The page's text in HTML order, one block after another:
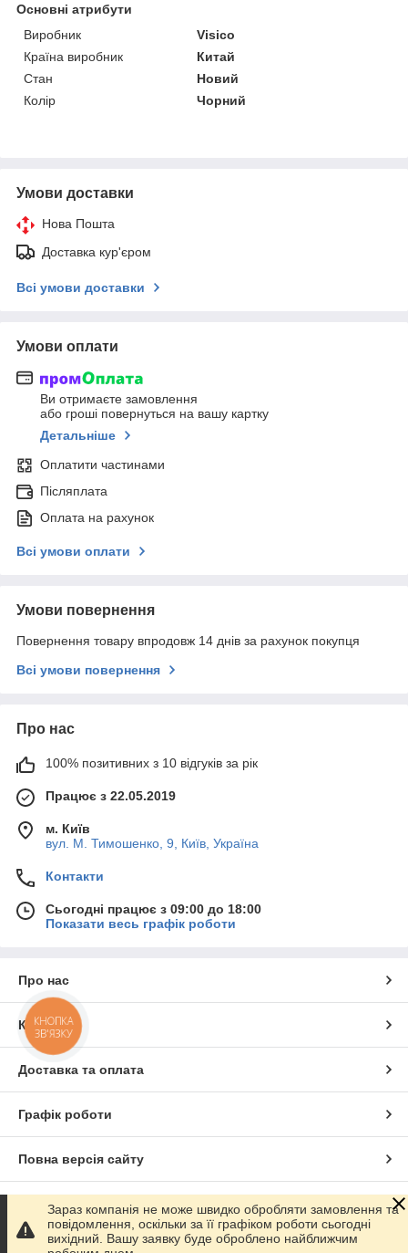
Основні атрибути
Виробник
Visico
Країна виробник
Китай
Стан
Новий
Колір
Чорний
Умови доставки
Нова Пошта
Доставка кур'єром
Всі умови доставки
Умови оплати
Ви отримаєте замовлення
або гроші повернуться на вашу картку
Детальніше
Оплатити частинами
Післяплата
Оплата на рахунок
Всі умови оплати
Умови повернення
Повернення товару впродовж 14 днів за рахунок покупця
Всі умови повернення
Про нас
100% позитивних з 10 відгуків за рік
Працює з 22.05.2019
м. Київ
вул. М. Тимошенко, 9, Київ, Україна
Контакти
Сьогодні працює з 09:00 до 18:00
Показати весь графік роботи
Про нас
Контакти
Доставка та оплата
Графік роботи
Повна версія сайту
Сайт створено на маркетплейсіProm.ua
Політика конфіденційності
Зараз компанія не може швидко обробляти замовлення та
повідомлення, оскільки за її графіком роботи сьогодні
вихідний. Вашу заявку буде оброблено найближчим
КНОПКА
ЗВ'ЯЗКУ